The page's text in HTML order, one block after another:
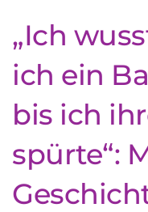
„Ich
ich ein
bis ich
spürte“: